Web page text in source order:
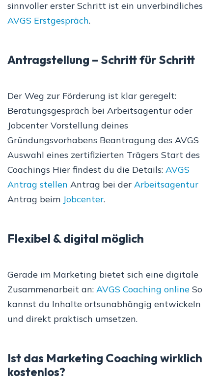
sinnvoller erster Schritt ist ein unverbindliches
AVGS Erstgespräch.
Antragstellung – Schritt für Schritt
Der Weg zur Förderung ist klar geregelt:
Beratungsgespräch bei Arbeitsagentur oder
Jobcenter Vorstellung deines
Gründungsvorhabens Beantragung des AVGS
Auswahl eines zertifizierten Trägers Start des
Coachings Hier findest du die Details: AVGS
Antrag stellen Antrag bei der Arbeitsagentur
Antrag beim Jobcenter.
Flexibel & digital möglich
Gerade im Marketing bietet sich eine digitale
Zusammenarbeit an: AVGS Coaching online So
kannst du Inhalte ortsunabhängig entwickeln
und direkt praktisch umsetzen.
Ist das Marketing Coaching wirklich
kostenlos?